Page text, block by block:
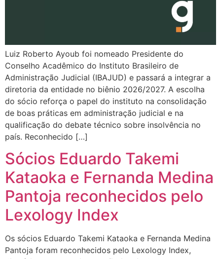
Luiz Roberto Ayoub foi nomeado Presidente do
Conselho Acadêmico do Instituto Brasileiro de
Administração Judicial (IBAJUD) e passará a integrar a
diretoria da entidade no biênio 2026/2027. A escolha
do sócio reforça o papel do instituto na consolidação
de boas práticas em administração judicial e na
qualificação do debate técnico sobre insolvência no
país. Reconhecido […]
Sócios Eduardo Takemi
Kataoka e Fernanda Medina
Pantoja reconhecidos pelo
Lexology Index
Os sócios Eduardo Takemi Kataoka e Fernanda Medina
Pantoja foram reconhecidos pelo Lexology Index,